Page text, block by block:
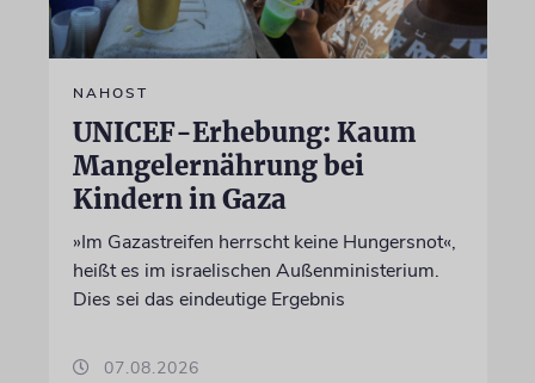
NAHOST
UNICEF-Erhebung: Kaum
Mangelernährung bei
Kindern in Gaza
»Im Gazastreifen herrscht keine Hungersnot«,
heißt es im israelischen Außenministerium.
Dies sei das eindeutige Ergebnis
07.08.2026